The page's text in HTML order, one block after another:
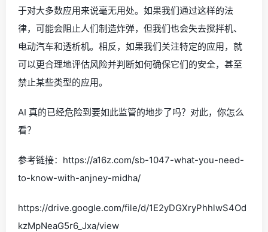
于对大多数应用来说毫无用处。如果我们通过这样的法
律，可能会阻止人们制造炸弹，但我们也会失去搅拌机、
电动汽车和透析机。相反，如果我们关注特定的应用，就
可以更合理地评估风险并判断如何确保它们的安全，甚至
禁止某些类型的应用。
AI 真的已经危险到要如此监管的地步了吗？对此，你怎么
看？
参考链接：https://a16z.com/sb-1047-what-you-need-
to-know-with-anjney-midha/
https://drive.google.com/file/d/1E2yDGXryPhhlwS4Od
kzMpNeaG5r6_Jxa/view